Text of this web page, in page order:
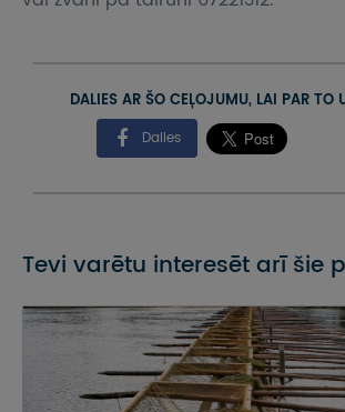
DALIES AR ŠO CEĻOJUMU, LAI PAR TO
Dalies
Tevi varētu interesēt arī šie